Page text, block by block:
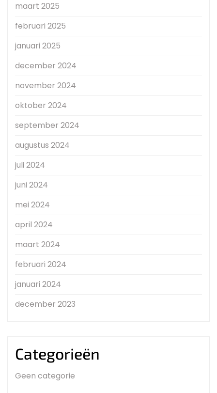
maart 2025
februari 2025
januari 2025
december 2024
november 2024
oktober 2024
september 2024
augustus 2024
juli 2024
juni 2024
mei 2024
april 2024
maart 2024
februari 2024
januari 2024
december 2023
Categorieën
Geen categorie